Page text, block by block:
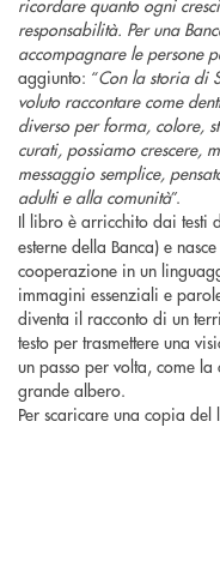
responsabilità. Per una
accompagnare le persone
aggiunto: “Con la storia di
voluto raccontare come
diverso per forma, colore,
curati, possiamo crescere,
messaggio semplice,
adulti e alla comunità”.
Il libro è arricchito dai testi
esterne della Banca) e
cooperazione in un
immagini essenziali e
diventa il racconto di un
testo per trasmettere una
un passo per volta, come
grande albero.
Per scaricare una copia